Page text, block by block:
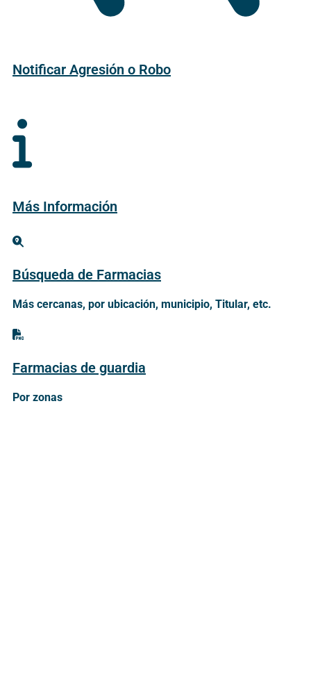
Notificar Agresión o Robo
Más Información
Búsqueda de Farmacias
Más cercanas, por ubicación, municipio, Titular, etc.
Farmacias de guardia
Por zonas